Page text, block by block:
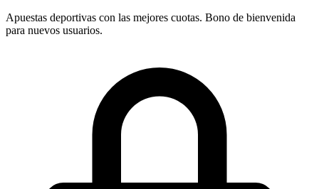
Apuestas deportivas con las mejores cuotas. Bono de bienvenida
para nuevos usuarios.